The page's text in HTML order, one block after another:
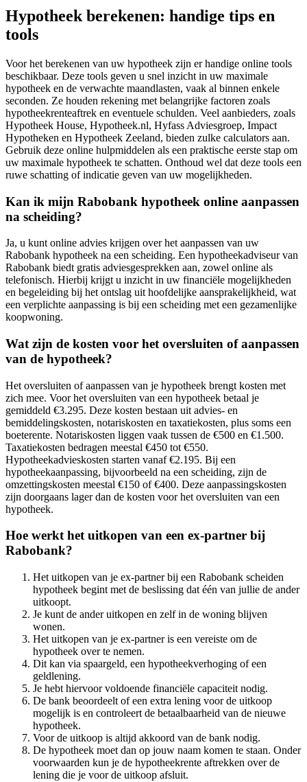
Hypotheek berekenen: handige tips en
tools
Voor het berekenen van uw hypotheek zijn er handige online tools
beschikbaar. Deze tools geven u snel inzicht in uw maximale
hypotheek en de verwachte maandlasten, vaak al binnen enkele
seconden. Ze houden rekening met belangrijke factoren zoals
hypotheekrenteaftrek en eventuele schulden. Veel aanbieders, zoals
Hypotheek House, Hypotheek.nl, Hyfass Adviesgroep, Impact
Hypotheken en Hypotheek Zeeland, bieden zulke calculators aan.
Gebruik deze online hulpmiddelen als een praktische eerste stap om
uw maximale hypotheek te schatten. Onthoud wel dat deze tools een
ruwe schatting of indicatie geven van uw mogelijkheden.
Kan ik mijn Rabobank hypotheek online aanpassen
na scheiding?
Ja, u kunt online advies krijgen over het aanpassen van uw
Rabobank hypotheek na een scheiding. Een hypotheekadviseur van
Rabobank biedt gratis adviesgesprekken aan, zowel online als
telefonisch. Hierbij krijgt u inzicht in uw financiële mogelijkheden
en begeleiding bij het ontslag uit hoofdelijke aansprakelijkheid, wat
een verplichte aanpassing is bij een scheiding met een gezamenlijke
koopwoning.
Wat zijn de kosten voor het oversluiten of aanpassen
van de hypotheek?
Het oversluiten of aanpassen van je hypotheek brengt kosten met
zich mee. Voor het oversluiten van een hypotheek betaal je
gemiddeld €3.295. Deze kosten bestaan uit advies- en
bemiddelingskosten, notariskosten en taxatiekosten, plus soms een
boeterente. Notariskosten liggen vaak tussen de €500 en €1.500.
Taxatiekosten bedragen meestal €450 tot €550.
Hypotheekadvieskosten starten vanaf €2.195. Bij een
hypotheekaanpassing, bijvoorbeeld na een scheiding, zijn de
omzettingskosten meestal €150 of €400. Deze aanpassingskosten
zijn doorgaans lager dan de kosten voor het oversluiten van een
hypotheek.
Hoe werkt het uitkopen van een ex-partner bij
Rabobank?
Het uitkopen van je ex-partner bij een Rabobank scheiden
hypotheek begint met de beslissing dat één van jullie de ander
uitkoopt.
Je kunt de ander uitkopen en zelf in de woning blijven
wonen.
Het uitkopen van je ex-partner is een vereiste om de
hypotheek over te nemen.
Dit kan via spaargeld, een hypotheekverhoging of een
geldlening.
Je hebt hiervoor voldoende financiële capaciteit nodig.
De bank beoordeelt of een extra lening voor de uitkoop
mogelijk is en controleert de betaalbaarheid van de nieuwe
hypotheek.
Voor de uitkoop is altijd akkoord van de bank nodig.
De hypotheek moet dan op jouw naam komen te staan. Onder
voorwaarden kun je de hypotheekrente aftrekken over de
lening die je voor de uitkoop afsluit.